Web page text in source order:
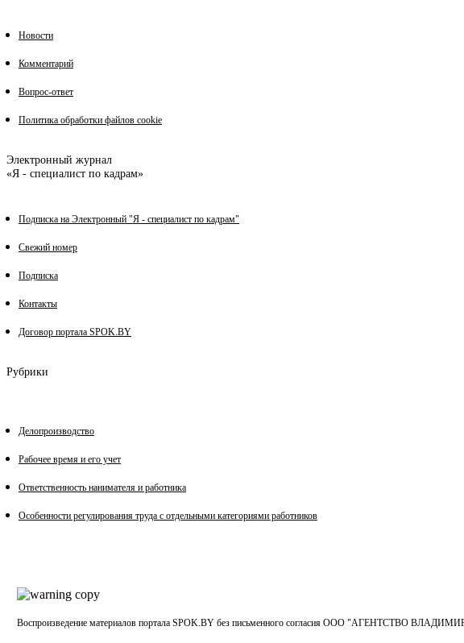
Новости
Комментарий
Вопрос-ответ
Политика обработки файлов cookie
Электронный журнал
«Я - специалист по кадрам»
Подписка на Электронный "Я - специалист по кадрам"
Свежий номер
Подписка
Контакты
Договор портала SPOK.BY
Рубрики
Делопроизводство
Рабочее время и его учет
Ответственность нанимателя и работника
Особенности регулирования труда с отдельными категориями работников
Воспроизведение материалов портала SPOK.BY без письменного согласия OOO "АГЕНТСТВО